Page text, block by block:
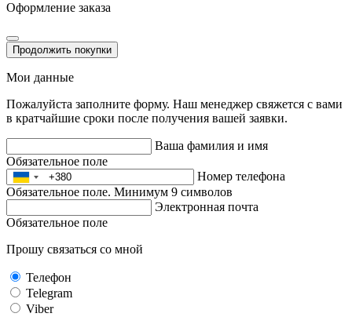
Оформление заказа
Продолжить покупки
Мои данные
Пожалуйста заполните форму. Наш менеджер свяжется с вами
в кратчайшие сроки после получения вашей заявки.
Ваша фамилия и имя
Обязательное поле
Номер телефона
Обязательное поле. Минимум 9 символов
Электронная почта
Обязательное поле
Прошу связаться со мной
Телефон
Telegram
Viber